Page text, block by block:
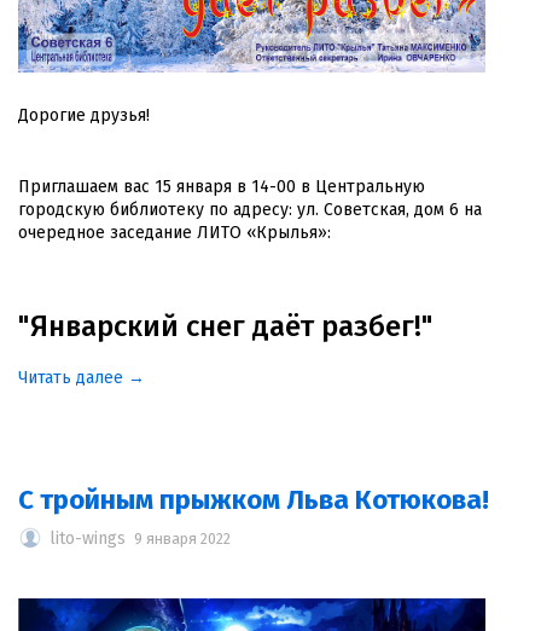
Дорогие друзья!
Приглашаем вас 15 января в 14-00 в Центральную
городскую библиотеку по адресу: ул. Советская, дом 6 на
очередное заседание ЛИТО «Крылья»:
"Январский снег даёт разбег!"
Читать далее →
С тройным прыжком Льва Котюкова!
lito-wings 9 января 2022